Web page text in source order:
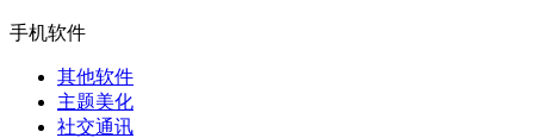
手机软件
其他软件
主题美化
社交通讯